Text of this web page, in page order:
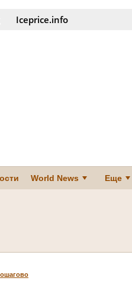
Iceprice.info
World News Еще